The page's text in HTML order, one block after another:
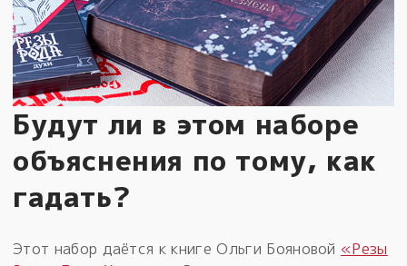
Будут ли в этом наборе
объяснения по тому, как
гадать?
Этот набор даётся к книге Ольги Бояновой «Резы